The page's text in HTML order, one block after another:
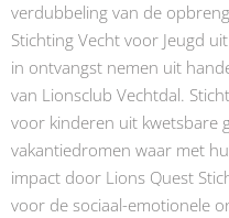
verdubbeling van de
Stichting Vecht voor Jeugd
in ontvangst nemen uit
van Lionsclub Vechtdal.
voor kinderen uit kwetsbare
vakantiedromen waar met
impact door Lions Quest
voor de sociaal-emotionele